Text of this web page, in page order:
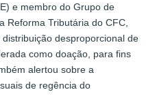
e membro do Grupo de
Reforma Tributária do CFC,
desproporcional de
como doação, para fins
alertou sobre a
de regência do